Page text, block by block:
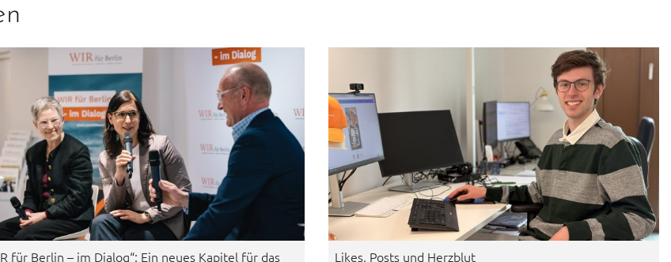
für Berlin – im Dialog“: Ein neues Kapitel für das Likes, Posts und Herzblut